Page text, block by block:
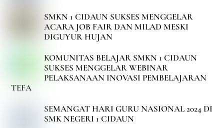
SMKN 1 CIDAUN SUKSES MENGGELAR
ACARA JOB FAIR DAN MILAD MESKI
DIGUYUR HUJAN
KOMUNITAS BELAJAR SMKN 1 CIDAUN
SUKSES MENGGELAR WEBINAR
PELAKSANAAN INOVASI PEMBELAJARAN
TEFA
SEMANGAT HARI GURU NASIONAL 2024 DI
SMK NEGERI 1 CIDAUN